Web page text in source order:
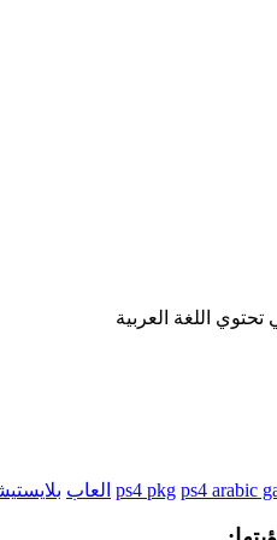
اللغة العربية
ps4 arabic
ps4 pkg العاب